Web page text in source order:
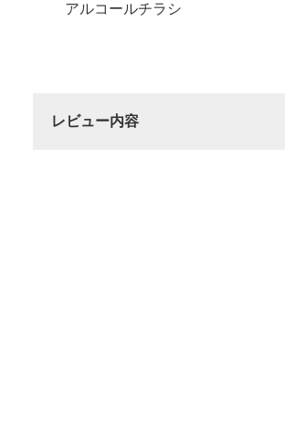
アルコールチラシ
レビュー内容